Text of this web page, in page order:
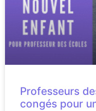
Professeurs
congés pour